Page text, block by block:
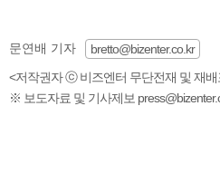
문연배 기자
bretto@bizenter.co.kr
<저작권자 ⓒ 비즈엔터 무단전재 및 재배
※ 보도자료 및 기사제보